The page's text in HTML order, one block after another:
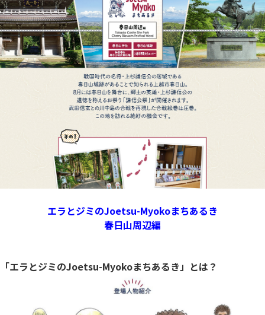
エラとジミのJoetsu-Myokoまちあるき
春日山周辺編
「エラとジミのJoetsu-Myokoまちあるき」とは？